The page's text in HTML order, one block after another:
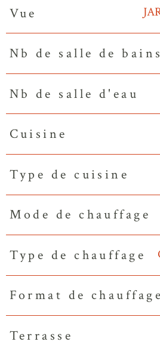
Vue
Nb de salle de bains
Nb de salle d'eau
Cuisine
Type de cuisine
Mode de chauffage
Type de chauffage
Format de chauffage
Terrasse